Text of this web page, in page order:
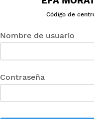
Código de
Nombre de usuario
Contraseña